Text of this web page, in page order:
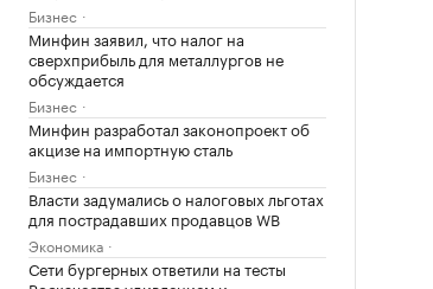
Бизнес
Минфин заявил, что налог на
сверхприбыль для металлургов не
обсуждается
Бизнес
Минфин разработал законопроект об
акцизе на импортную сталь
Бизнес
Власти задумались о налоговых льготах
для пострадавших продавцов WB
Экономика
Сети бургерных ответили на тесты